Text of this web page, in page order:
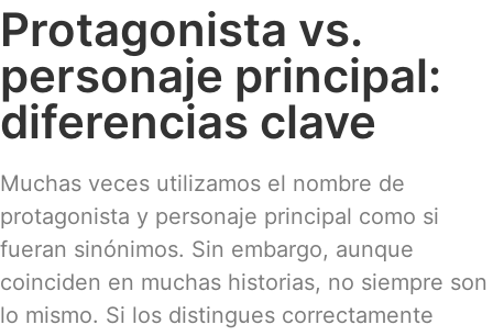
Protagonista vs.
personaje principal:
diferencias clave
Muchas veces utilizamos el nombre de
protagonista y personaje principal como si
fueran sinónimos. Sin embargo, aunque
coinciden en muchas historias, no siempre son
lo mismo. Si los distingues correctamente